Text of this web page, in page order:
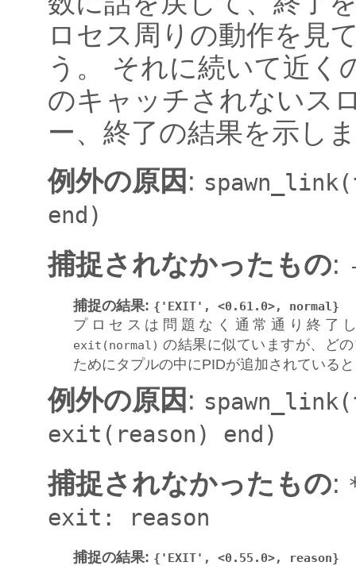
ロセス周りの動作を見
う。 それに続いて近く
のキャッチされないス
ー、終了の結果を示し
例外の原因 :
end)
捕捉されなかったもの:
捕捉の結果: {'EXIT', <0.61.0>, normal}
プロセスは問題なく通常通り終了
exit(normal) の結果に似ていますが、ど
ためにタプルの中にPIDが追加されている
例外の原因 :
exit(reason)
end)
捕捉されなかったもの:
exit:
reason
捕捉の結果: {'EXIT', <0.55.0>, reason}